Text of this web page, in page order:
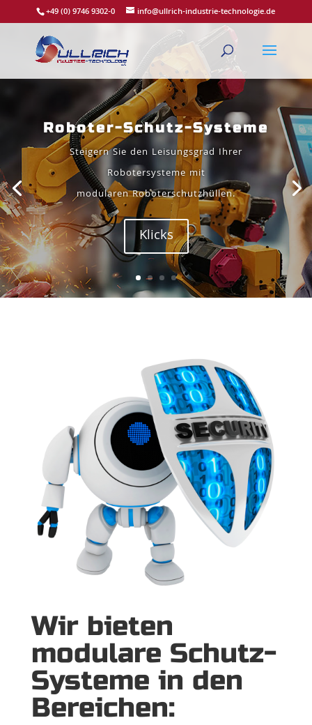
+49 (0) 9746 9302-0 info@ullrich-industrie-technologie.de
Roboter-Schutz-Systeme
Steigern Sie den Leisungsgrad Ihrer
Robotersysteme mit
modularen Roboterschutzhüllen.
Klicks
Wir bieten
modulare Schutz-
Systeme in den
Bereichen: